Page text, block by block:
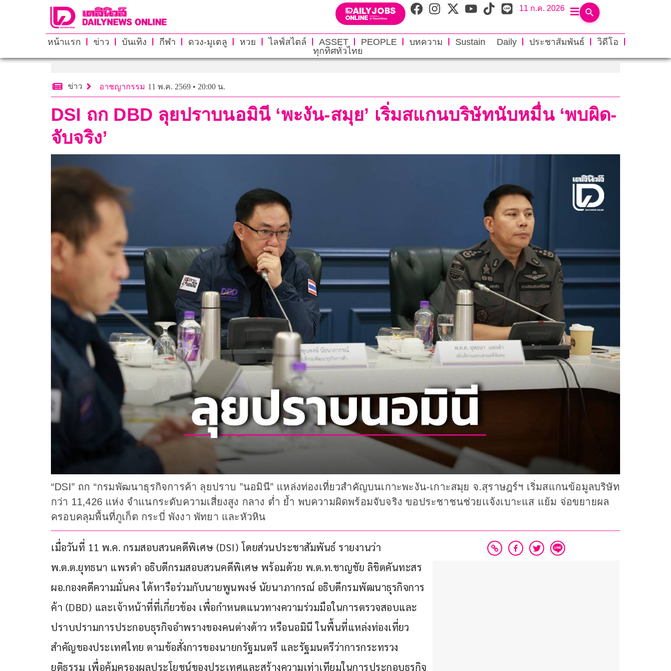
11 ก.ค. 2026
หน้าแรก ข่าว บันเทิง กีฬา ดวง-มูเตลู หวย ไลฟ์สไตล์ ASSET PEOPLE บทความ Sustain Daily ประชาสัมพันธ์
วิดีโอ
ทุกทิศทั่วไทย
ข่าว อาชญากรรม 11 พ.ค. 2569 • 20:00 น.
DSI ถก DBD ลุยปราบนอมินี ‘พะงัน-สมุย’ เริ่มสแกนบริษัทนับหมื่น ‘พบผิด-
จับจริง’
“DSI” ถก “กรมพัฒนาธุรกิจการค้า ลุยปราบ ”นอมินี” แหล่งท่องเที่ยวสำคัญบนเกาะพะงัน-เกาะสมุย จ.สุราษฎร์ฯ เริ่มสแกนข้อมูลบริษัท
กว่า 11,426 แห่ง จำแนกระดับความเสี่ยงสูง กลาง ต่ำ ย้ำ พบความผิดพร้อมจับจริง ขอประชาชนช่วยเเจ้งเบาะแส แย้ม จ่อขยายผล
ครอบคลุมพื้นที่ภูเก็ต กระบี่ พังงา พัทยา และหัวหิน
เมื่อวันที่ 11 พ.ค. กรมสอบสวนคดีพิเศษ (DSI) โดยส่วนประชาสัมพันธ์ รายงานว่า
พ.ต.ต.ยุทธนา แพรดำ อธิบดีกรมสอบสวนคดีพิเศษ พร้อมด้วย พ.ต.ท.ชาญชัย ลิขิตคันทะสร
ผอ.กองคดีความมั่นคง ได้หารือร่วมกับนายพูนพงษ์ นัยนาภากรณ์ อธิบดีกรมพัฒนาธุรกิจการ
ค้า (DBD) และเจ้าหน้าที่ที่เกี่ยวข้อง เพื่อกำหนดแนวทางความร่วมมือในการตรวจสอบและ
ปราบปรามการประกอบธุรกิจอำพรางของคนต่างด้าว หรือนอมินี ในพื้นที่แหล่งท่องเที่ยว
สำคัญของประเทศไทย ตามข้อสั่งการของนายกรัฐมนตรี และรัฐมนตรีว่าการกระทรวง
ยุติธรรม เพื่อคุ้มครองผลประโยชน์ของประเทศและสร้างความเท่าเทียมในการประกอบธุรกิจ